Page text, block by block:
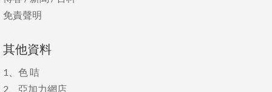
免責聲明
其他資料
1、 色 咭
2、 亞加力網店